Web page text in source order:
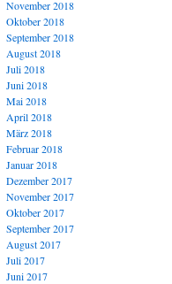
November 2018
Oktober 2018
September 2018
August 2018
Juli 2018
Juni 2018
Mai 2018
April 2018
März 2018
Februar 2018
Januar 2018
Dezember 2017
November 2017
Oktober 2017
September 2017
August 2017
Juli 2017
Juni 2017